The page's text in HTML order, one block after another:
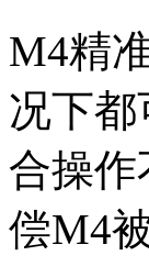
M4精
况下
合操
偿M4